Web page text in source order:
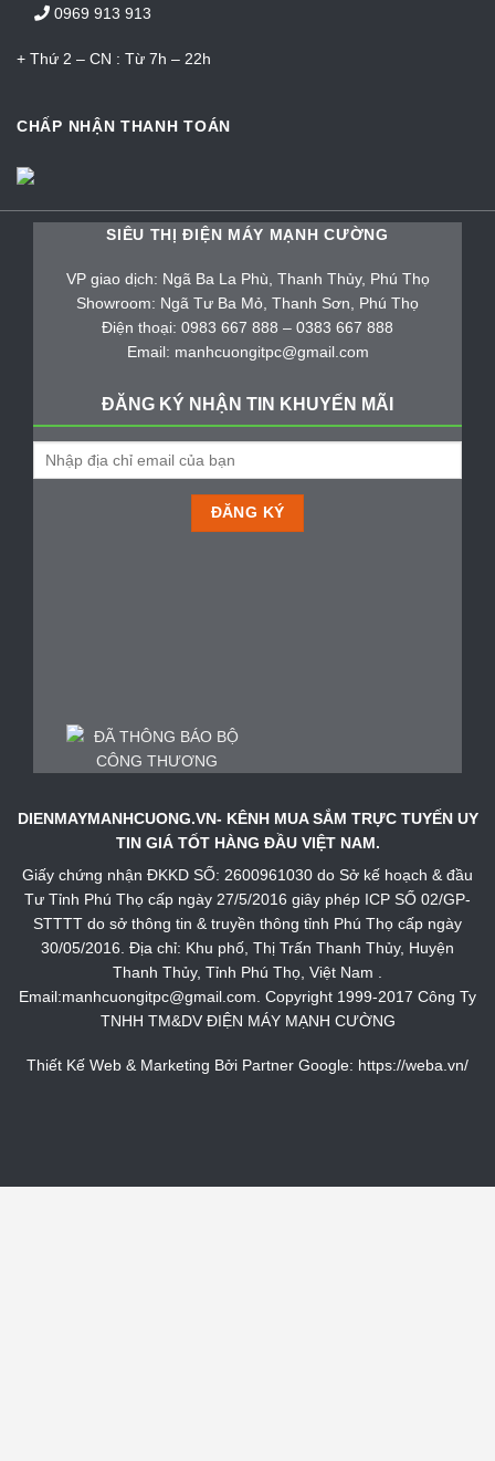
0969 913 913
+ Thứ 2 – CN : Từ 7h – 22h
CHẤP NHẬN THANH TOÁN
SIÊU THỊ ĐIỆN MÁY MẠNH CƯỜNG
VP giao dịch: Ngã Ba La Phù, Thanh Thủy, Phú Thọ
Showroom: Ngã Tư Ba Mỏ, Thanh Sơn, Phú Thọ
Điện thoại: 0983 667 888 – 0383 667 888
Email: manhcuongitpc@gmail.com
ĐĂNG KÝ NHẬN TIN KHUYẾN MÃI
DIENMAYMANHCUONG.VN- KÊNH MUA SẮM TRỰC TUYẾN UY
TIN GIÁ TỐT HÀNG ĐẦU VIỆT NAM.
Giấy chứng nhận ĐKKD SỐ: 2600961030 do Sở kế hoạch & đầu
Tư Tỉnh Phú Thọ cấp ngày 27/5/2016 giây phép ICP SỐ 02/GP-
STTTT do sở thông tin & truyền thông tỉnh Phú Thọ cấp ngày
30/05/2016. Địa chỉ: Khu phố, Thị Trấn Thanh Thủy, Huyện
Thanh Thủy, Tỉnh Phú Thọ, Việt Nam .
Email:manhcuongitpc@gmail.com. Copyright 1999-2017 Công Ty
TNHH TM&DV ĐIỆN MÁY MẠNH CƯỜNG
Thiết Kế Web & Marketing Bởi Partner Google: https://weba.vn/